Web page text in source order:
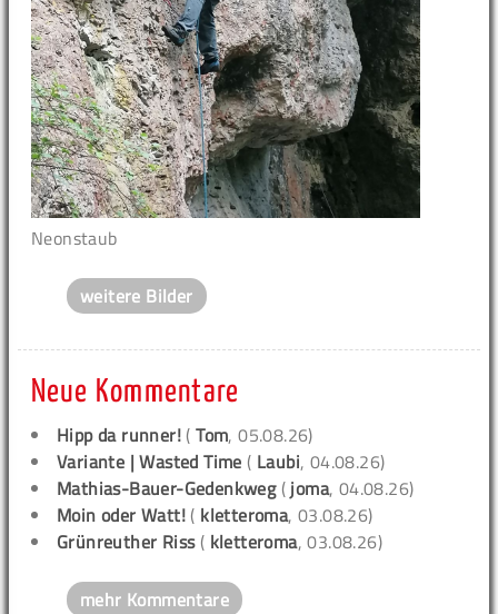
Neonstaub
weitere Bilder
Neue Kommentare
Hipp da runner! (Tom, 05.08.26)
Variante | Wasted Time ( Laubi, 04.08.26)
Mathias-Bauer-Gedenkweg( joma, 04.08.26)
Moin oder Watt! ( kletteroma, 03.08.26)
Grünreuther Riss( kletteroma, 03.08.26)
mehr Kommentare